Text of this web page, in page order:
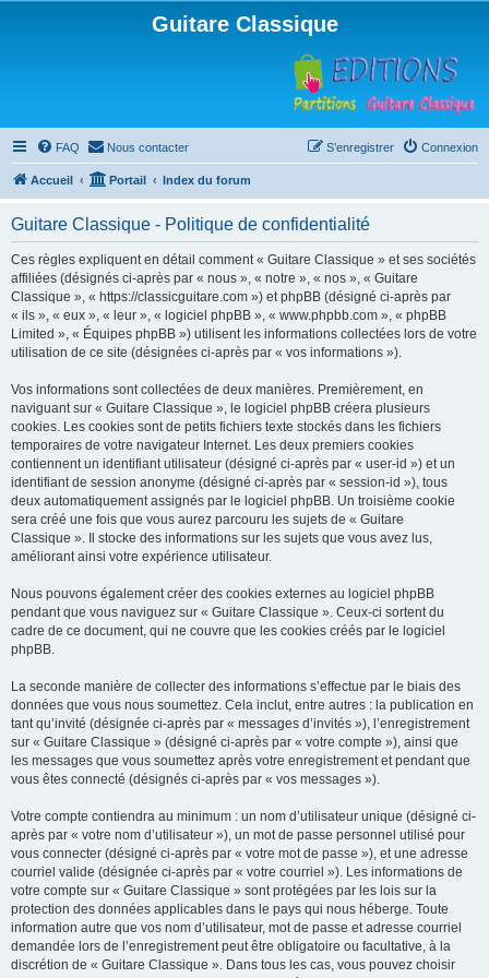
Guitare Classique
FAQ Nous contacter Connexion
S’enregistrer
Accueil Portail Index du forum
Guitare Classique - Politique de confidentialité
Ces règles expliquent en détail comment « Guitare Classique » et ses sociétés
affiliées (désignés ci-après par « nous », « notre », « nos », « Guitare
Classique », « https://classicguitare.com ») et phpBB (désigné ci-après par
« ils », « eux », « leur », « logiciel phpBB », « www.phpbb.com », « phpBB
Limited », « Équipes phpBB ») utilisent les informations collectées lors de votre
utilisation de ce site (désignées ci-après par « vos informations »).
Vos informations sont collectées de deux manières. Premièrement, en
naviguant sur « Guitare Classique », le logiciel phpBB créera plusieurs
cookies. Les cookies sont de petits fichiers texte stockés dans les fichiers
temporaires de votre navigateur Internet. Les deux premiers cookies
contiennent un identifiant utilisateur (désigné ci-après par « user-id ») et un
identifiant de session anonyme (désigné ci-après par « session-id »), tous
deux automatiquement assignés par le logiciel phpBB. Un troisième cookie
sera créé une fois que vous aurez parcouru les sujets de « Guitare
Classique ». Il stocke des informations sur les sujets que vous avez lus,
améliorant ainsi votre expérience utilisateur.
Nous pouvons également créer des cookies externes au logiciel phpBB
pendant que vous naviguez sur « Guitare Classique ». Ceux-ci sortent du
cadre de ce document, qui ne couvre que les cookies créés par le logiciel
phpBB.
La seconde manière de collecter des informations s’effectue par le biais des
données que vous nous soumettez. Cela inclut, entre autres : la publication en
tant qu’invité (désignée ci-après par « messages d’invités »), l’enregistrement
sur « Guitare Classique » (désigné ci-après par « votre compte »), ainsi que
les messages que vous soumettez après votre enregistrement et pendant que
vous êtes connecté (désignés ci-après par « vos messages »).
Votre compte contiendra au minimum : un nom d’utilisateur unique (désigné ci-
après par « votre nom d’utilisateur »), un mot de passe personnel utilisé pour
vous connecter (désigné ci-après par « votre mot de passe »), et une adresse
courriel valide (désignée ci-après par « votre courriel »). Les informations de
votre compte sur « Guitare Classique » sont protégées par les lois sur la
protection des données applicables dans le pays qui nous héberge. Toute
information autre que vos nom d’utilisateur, mot de passe et adresse courriel
demandée lors de l’enregistrement peut être obligatoire ou facultative, à la
discrétion de « Guitare Classique ». Dans tous les cas, vous pouvez choisir